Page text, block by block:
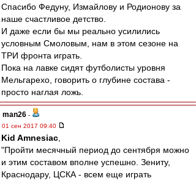
Спасибо Федуну, Измайлову и Родионову за
наше счастливое детство.
И даже если бы мы реально усилились
условным Смоловым, нам в этом сезоне на
ТРИ фронта играть.
Пока на лавке сидят футболисты уровня
Мельгарехо, говорить о глубине состава -
просто наглая ложь.
man26 -
01 сен 2017 09:40
Kid Amnesiac
"Пройти месячный период до сентября можно
и этим составом вполне успешно. Зениту,
Краснодару, ЦСКА - всем еще играть